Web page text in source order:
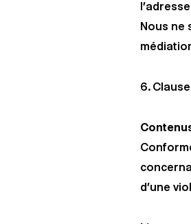
l’adresse
Nous ne
6.
d’une